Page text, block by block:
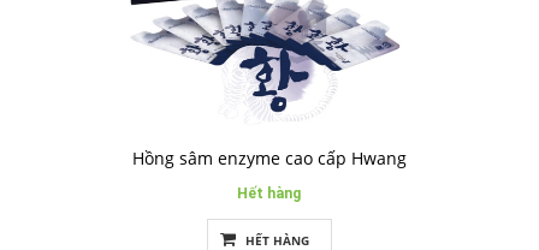
Hồng sâm enzyme cao cấp Hwang
Hết hàng
HẾT HÀNG